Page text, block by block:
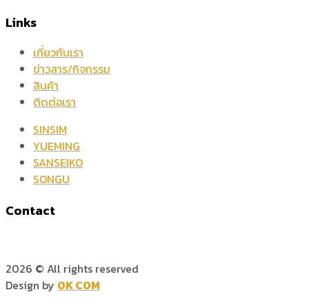
Links
เกี่ยวกับเรา
ข่าวสาร/กิจกรรม
สินค้า
ติดต่อเรา
SINSIM
YUEMING
SANSEIKO
SONGU
Contact
2026 © All rights reserved
Design by OK COM